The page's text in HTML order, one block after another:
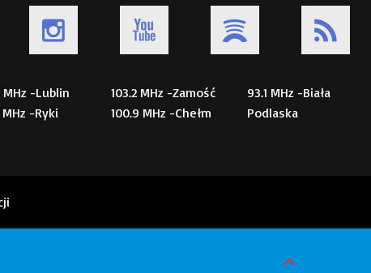
MHz -Lublin
MHz -Ryki
103.2 MHz -Zamość
100.9 MHz -Chełm
93.1 MHz -Biała
Podlaska